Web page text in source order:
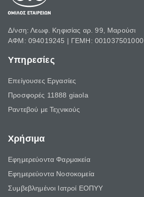
Δ/νση: Λεωφ. Κηφισίας αρ. 99, Μαρούσι
ΑΦΜ: 094019245 | ΓΕΜΗ: 001037501000
Υπηρεσίες
Επείγουσες Εργασίες
Προσφορές 11888 giaola
Ραντεβού με Τεχνικούς
Χρήσιμα
Εφημερεύοντα Φαρμακεία
Εφημερεύοντα Νοσοκομεία
Συμβεβλημένοι Ιατροί ΕΟΠΥΥ